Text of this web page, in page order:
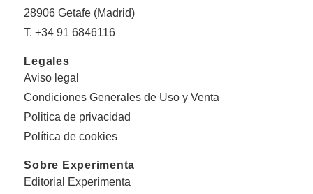
28906 Getafe (Madrid)
T. +34 91 6846116
Legales
Aviso legal
Condiciones Generales de Uso y Venta
Politica de privacidad
Política de cookies
Sobre Experimenta
Editorial Experimenta